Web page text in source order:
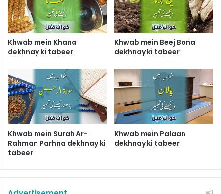
Khwab mein Khana
dekhnay ki tabeer
Khwab mein Beej Bona
dekhnay ki tabeer
Khwab mein Surah Ar-
Rahman Parhna dekhnay ki
tabeer
Khwab mein Palaan
dekhnay ki tabeer